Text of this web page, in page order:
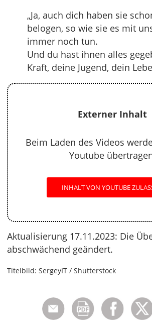
„Ja, auch dich haben sie
belogen, so wie sie es mit
immer noch tun.
Und du hast ihnen alles
Kraft, deine Jugend, dein
Externer Inhalt
Beim Laden des Videos
Youtube
INHALT VON YOUTUBE
Aktualisierung 17.11.2023: Die
abschwächend geändert.
Titelbild: SergeyIT / Shutterstock